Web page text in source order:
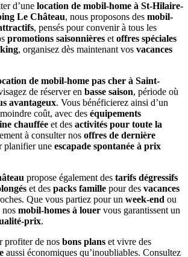
d’une location de mobil-home à St-Hilaire-
Le Château, nous proposons des mobil-
, pensés pour convenir à tous les
promotions saisonnières et offres spéciales
, organisez dès maintenant vos vacances
de mobil-home pas cher à Saint-
de réserver en basse saison, période où
avantageux. Vous bénéficierez ainsi d’un
coût, avec des équipements
chauffée et des activités pour toute la
à consulter nos offres de dernière
planifier une escapade spontanée à prix
propose également des tarifs dégressifs
et des packs famille pour des vacances
Que vous partiez pour un week-end ou
nos mobil-homes à louer vous garantissent un
prix.
profiter de nos bons plans et vivre des
aussi économiques qu’inoubliables. Consultez